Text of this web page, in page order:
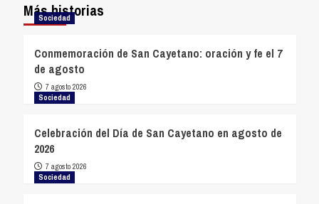
Más historias
Sociedad
Conmemoración de San Cayetano: oración y fe el 7
de agosto
7 agosto 2026
Sociedad
Celebración del Día de San Cayetano en agosto de
2026
7 agosto 2026
Sociedad